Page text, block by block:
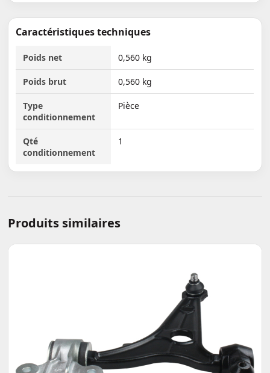
Caractéristiques techniques
Poids net 0,560 kg
Poids brut 0,560 kg
Type
conditionnement
Pièce
Qté
conditionnement
1
Produits similaires